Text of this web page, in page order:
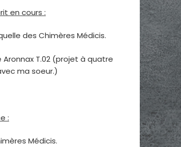
en cours :
des Chimères Médicis.
Aronnax T.02 (projet à quatre
ma soeur.)
:
Médicis.